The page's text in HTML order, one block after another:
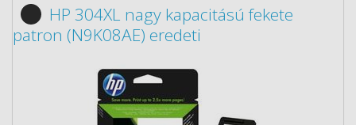
HP 304XL nagy kapacitású fekete
patron (N9K08AE) eredeti